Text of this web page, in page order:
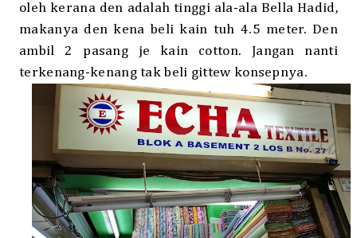
oleh kerana den adalah tinggi ala-ala Bella Hadid,
makanya den kena beli kain tuh 4.5 meter. Den
ambil 2 pasang je kain cotton. Jangan nanti
terkenang-kenang tak beli gittew konsepnya.